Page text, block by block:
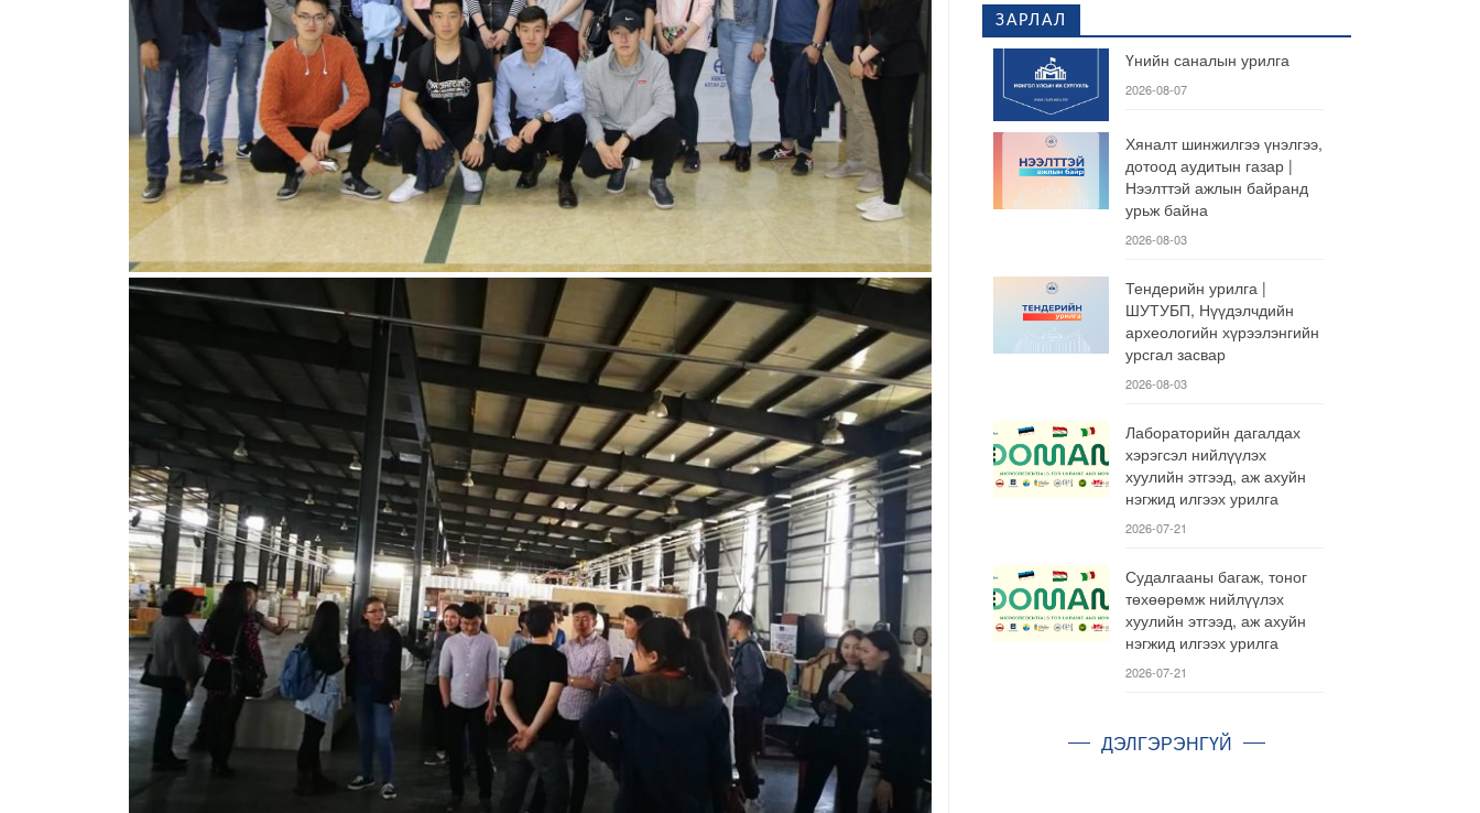
ЗАРЛАЛ
Үнийн саналын урилга
2026-08-07
Хяналт шинжилгээ үнэлгээ,
дотоод аудитын газар |
Нээлттэй ажлын байранд
урьж байна
2026-08-03
Тендерийн урилга |
ШУТУБП, Нүүдэлчдийн
археологийн хүрээлэнгийн
урсгал засвар
2026-08-03
Лабораторийн дагалдах
хэрэгсэл нийлүүлэх
хуулийн этгээд, аж ахуйн
нэгжид илгээх урилга
2026-07-21
Судалгааны багаж, тоног
төхөөрөмж нийлүүлэх
хуулийн этгээд, аж ахуйн
нэгжид илгээх урилга
2026-07-21
ДЭЛГЭРЭНГҮЙ